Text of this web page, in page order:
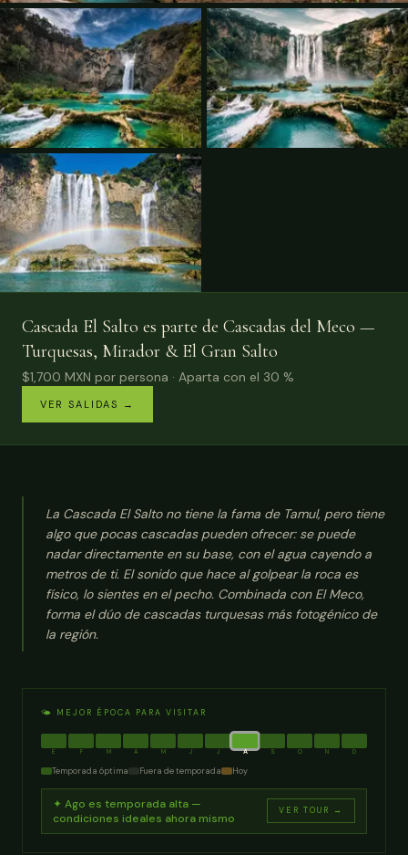
Cascada El Salto es parte de Cascadas del Meco —
Turquesas, Mirador & El Gran Salto
$1,700 MXN por persona · Aparta con el 30 %
VER SALIDAS →
La Cascada El Salto no tiene la fama de Tamul, pero tiene
algo que pocas cascadas pueden ofrecer: se puede
nadar directamente en su base, con el agua cayendo a
metros de ti. El sonido que hace al golpear la roca es
físico, lo sientes en el pecho. Combinada con El Meco,
forma el dúo de cascadas turquesas más fotogénico de
la región.
🌤️ MEJOR ÉPOCA PARA VISITAR
E F M A M J J A S O N D
Temporada óptima Fuera de temporada Hoy
✦ Ago es temporada alta —
condiciones ideales ahora mismo
VER TOUR →